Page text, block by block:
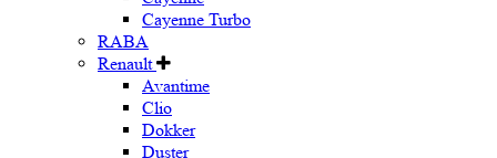
Cayenne Turbo
RABA
Renault
Avantime
Clio
Dokker
Duster